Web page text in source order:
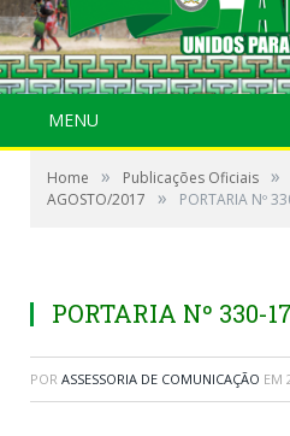
MENU
Home » Publicações Oficiais »
AGOSTO/2017
» PORTARIA Nº
PORTARIA Nº 330-
POR ASSESSORIA DE COMUNICAÇÃO EM